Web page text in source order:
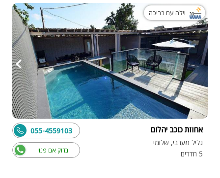
וילה עם בריכה
אחוזת כוכב יהלום
גליל מערבי, שלומי
5 חדרים
בדוק אם פנוי
055-4559103